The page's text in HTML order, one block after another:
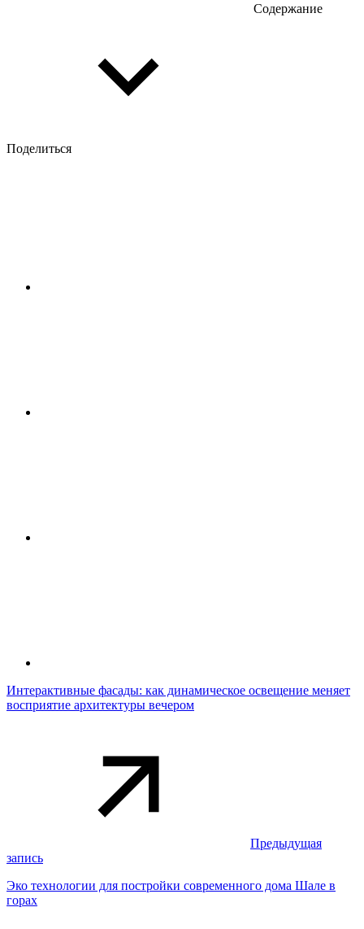
Содержание
Поделиться
Интерактивные фасады: как динамическое освещение меняет
восприятие архитектуры вечером
Предыдущая
запись
Эко технологии для постройки современного дома Шале в
горах